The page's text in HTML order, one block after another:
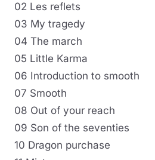
02 Les reflets
03 My tragedy
04 The march
05 Little Karma
06 Introduction to smooth
07 Smooth
08 Out of your reach
09 Son of the seventies
10 Dragon purchase